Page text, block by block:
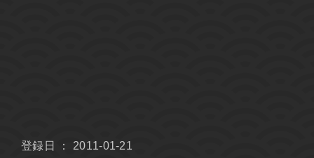
登録日 ： 2011-01-21